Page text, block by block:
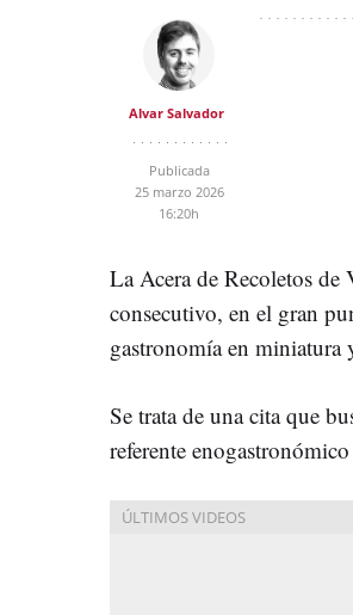
Alvar Salvador
Publicada
25 marzo 2026
16:20h
La Acera de Recoletos
consecutivo, en el gran
gastronomía en miniatura
Se trata de una cita que
referente